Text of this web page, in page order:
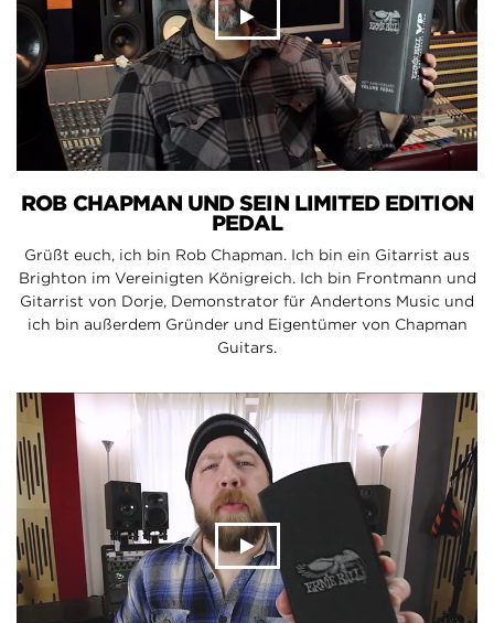
ROB CHAPMAN UND SEIN LIMITED EDITION
PEDAL
Grüßt euch, ich bin Rob Chapman. Ich bin ein Gitarrist aus
Brighton im Vereinigten Königreich. Ich bin Frontmann und
Gitarrist von Dorje, Demonstrator für Andertons Music und
ich bin außerdem Gründer und Eigentümer von Chapman
Guitars.